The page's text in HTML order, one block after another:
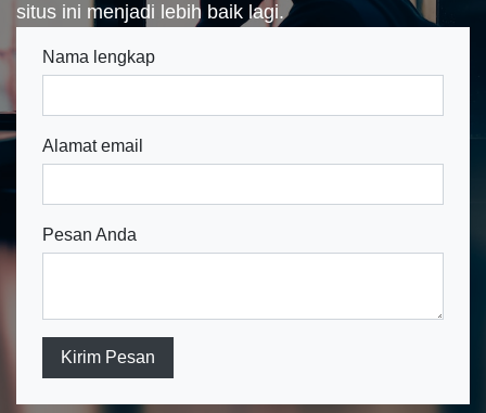
situs ini menjadi lebih baik lagi.
Nama lengkap
Alamat email
Pesan Anda
Kirim Pesan